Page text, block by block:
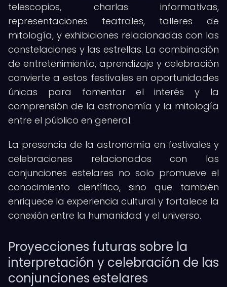
telescopios, charlas informativas,
representaciones teatrales, talleres de
mitología, y exhibiciones relacionadas con las
constelaciones y las estrellas. La combinación
de entretenimiento, aprendizaje y celebración
convierte a estos festivales en oportunidades
únicas para fomentar el interés y la
comprensión de la astronomía y la mitología
entre el público en general.
La presencia de la astronomía en festivales y
celebraciones relacionados con las
conjunciones estelares no solo promueve el
conocimiento científico, sino que también
enriquece la experiencia cultural y fortalece la
conexión entre la humanidad y el universo.
Proyecciones futuras sobre la
interpretación y celebración de las
conjunciones estelares